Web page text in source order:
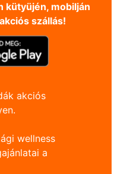
kütyüjén, mobilján
szállás!
akciós
wellness
a